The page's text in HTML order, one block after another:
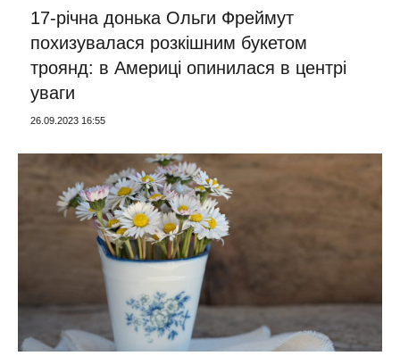
17-річна донька Ольги Фреймут
похизувалася розкішним букетом
троянд: в Америці опинилася в центрі
уваги
26.09.2023 16:55